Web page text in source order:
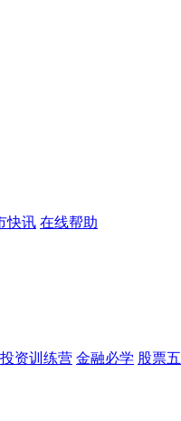
快讯 在线帮助
投资训练营 金融必学 股票